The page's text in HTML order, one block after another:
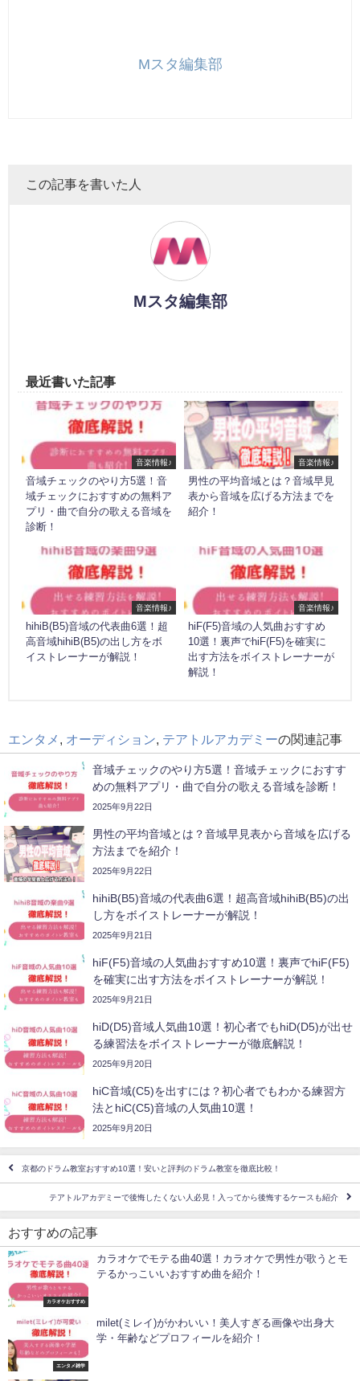
Mスタ編集部
この記事を書いた人
Mスタ編集部
最近書いた記事
音楽情報♪
音域チェックのやり方5選！音
域チェックにおすすめの無料ア
プリ・曲で自分の歌える音域を
診断！
音楽情報♪
男性の平均音域とは？音域早見
表から音域を広げる方法までを
紹介！
音楽情報♪
hihiB(B5)音域の代表曲6選！超
高音域hihiB(B5)の出し方をボ
イストレーナーが解説！
音楽情報♪
hiF(F5)音域の人気曲おすすめ
10選！裏声でhiF(F5)を確実に
出す方法をボイストレーナーが
解説！
エンタメ オーディション テアトルアカデミーの関連記事
音域チェックのやり方5選！音域チェックにおすす
めの無料アプリ・曲で自分の歌える音域を診断！
2025年9月22日
男性の平均音域とは？音域早見表から音域を広げる
方法までを紹介！
2025年9月22日
hihiB(B5)音域の代表曲6選！超高音域hihiB(B5)の出
し方をボイストレーナーが解説！
2025年9月21日
hiF(F5)音域の人気曲おすすめ10選！裏声でhiF(F5)
を確実に出す方法をボイストレーナーが解説！
2025年9月21日
hiD(D5)音域人気曲10選！初心者でもhiD(D5)が出せ
る練習法をボイストレーナーが徹底解説！
2025年9月20日
hiC音域(C5)を出すには？初心者でもわかる練習方
法とhiC(C5)音域の人気曲10選！
2025年9月20日
京都のドラム教室おすすめ10選！安いと評判のドラム教室を徹底比較！
テアトルアカデミーで後悔したくない人必見！入ってから後悔するケースも紹介
おすすめの記事
カラオケおすすめ
カラオケでモテる曲40選！カラオケで男性が歌うとモ
テるかっこいいおすすめ曲を紹介！
エンタメ雑学
milet(ミレイ)がかわいい！美人すぎる画像や出身大
学・年齢などプロフィールを紹介！